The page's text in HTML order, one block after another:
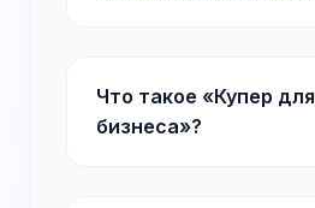
Что такое «Купер для
бизнеса»?